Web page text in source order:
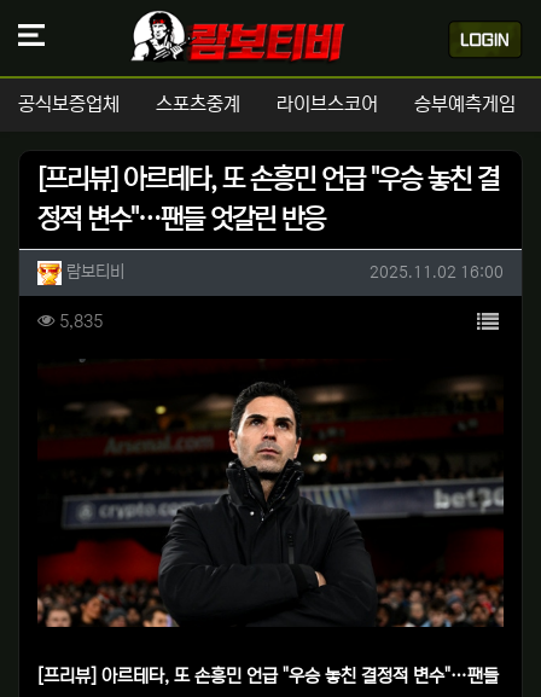
공식보증업체 스포츠중계 라이브스코어 승부예측게임
[프리뷰] 아르테타, 또 손흥민 언급 "우승 놓친 결
정적 변수"…팬들 엇갈린 반응
작성자 정보
람보티비 작성일
2025.11.02 16:00
컨텐츠 정보
5,835조회 목록
[프리뷰] 아르테타, 또 손흥민 언급 "우승 놓친 결정적 변수"…팬들